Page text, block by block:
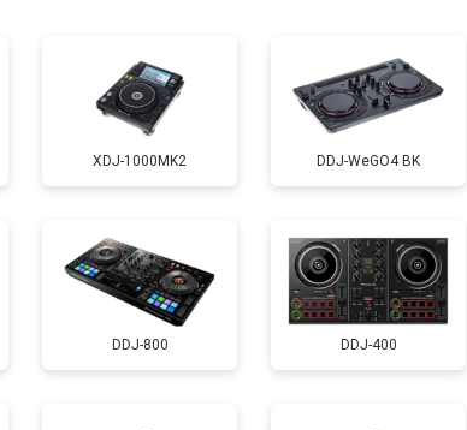
фейдеров и регуляторов
XDJ-1000MK2 DDJ-WeGO4 BK
DDJ-800 DDJ-400